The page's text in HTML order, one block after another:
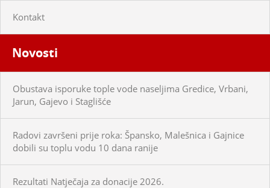
Kontakt
Novosti
Obustava isporuke tople vode naseljima Gredice, Vrbani,
Jarun, Gajevo i Staglišće
Radovi završeni prije roka: Špansko, Malešnica i Gajnice
dobili su toplu vodu 10 dana ranije
Rezultati Natječaja za donacije 2026.